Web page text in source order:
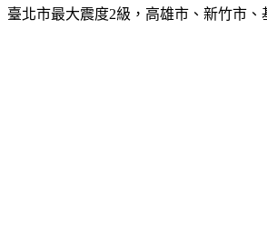
臺北市最大震度2級，高雄市、新竹市、